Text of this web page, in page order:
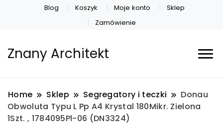
Blog Koszyk Moje konto
Sklep
Zamówienie
Znany Architekt
Home Sklep Segregatory i teczki
Donau
Obwoluta Typu L Pp A4 Krystal 180Mikr. Zielona
1Szt. , 1784095Pl-06 (DN3324)